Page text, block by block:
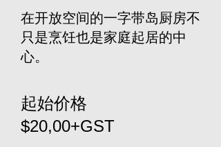
在开放空间的一字带岛厨房不
只是烹饪也是家庭起居的中
心。
起始价格
$20,00+GST